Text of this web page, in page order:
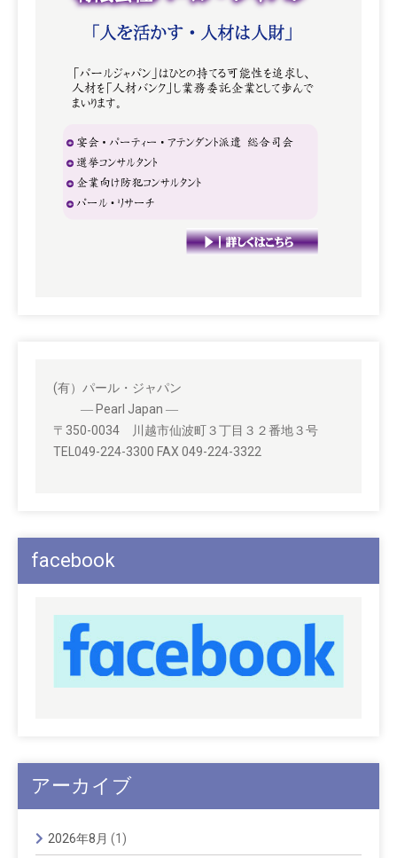
(有）パール・ジャパン
― Pearl Japan ―
〒350-0034 川越市仙波町３丁目３２番地３号
TEL049-224-3300 FAX 049-224-3322
facebook
アーカイブ
2026年8月 (1)